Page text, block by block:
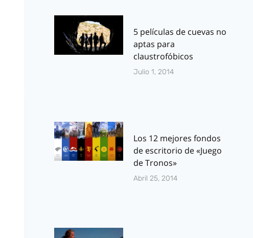
5 películas de cuevas no
aptas para
claustrofóbicos
Julio 1, 2014
Los 12 mejores fondos
de escritorio de «Juego
de Tronos»
Abril 25, 2014